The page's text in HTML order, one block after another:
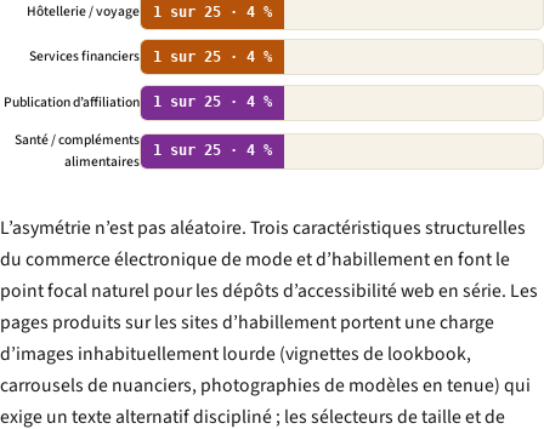
Hôtellerie / voyage 1 sur 25 · 4 %
Services financiers 1 sur 25 · 4 %
Publication d’affiliation 1 sur 25 · 4 %
Santé / compléments
alimentaires
1 sur 25 · 4 %
L’asymétrie n’est pas aléatoire. Trois caractéristiques structurelles
du commerce électronique de mode et d’habillement en font le
point focal naturel pour les dépôts d’accessibilité web en série. Les
pages produits sur les sites d’habillement portent une charge
d’images inhabituellement lourde (vignettes de lookbook,
carrousels de nuanciers, photographies de modèles en tenue) qui
exige un texte alternatif discipliné ; les sélecteurs de taille et de